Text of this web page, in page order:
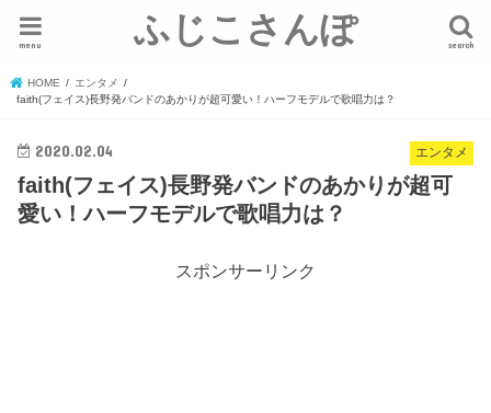
ふじこさんぽ search
menu
HOME
エンタメ
faith(フェイス)長野発バンドのあかりが超可愛い！ハーフモデルで歌唱力は？
エンタメ
2020.02.04
faith(フェイス)長野発バンドのあかりが超可
愛い！ハーフモデルで歌唱力は？
スポンサーリンク